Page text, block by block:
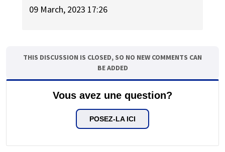
09 March, 2023 17:26
THIS DISCUSSION IS CLOSED, SO NO NEW COMMENTS CAN
BE ADDED
Vous avez une question?
POSEZ-LA ICI